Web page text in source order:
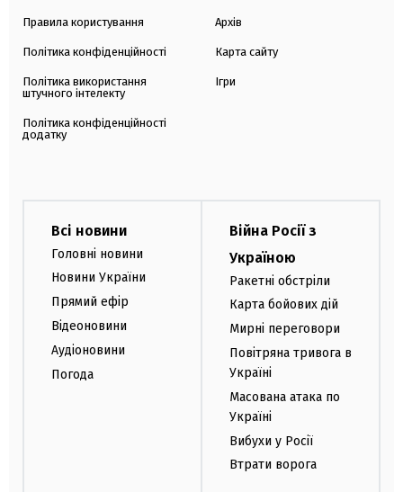
Правила користування
Політика конфіденційності
Політика використання
штучного інтелекту
Політика конфіденційності
додатку
Архів
Карта сайту
Ігри
Всі новини
Головні новини
Новини України
Прямий ефір
Відеоновини
Аудіоновини
Погода
Війна Росії з
Україною
Ракетні обстріли
Карта бойових дій
Мирні переговори
Повітряна тривога в
Україні
Масована атака по
Україні
Вибухи у Росії
Втрати ворога